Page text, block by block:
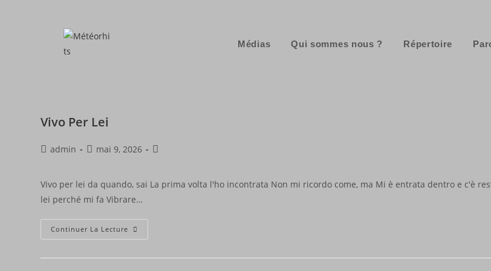
Médias Qui sommes nous ? Répertoire
Vivo Per Lei
admin mai 9, 2026
Vivo per lei da quando, sai La prima volta l'ho incontrata Non mi ricordo come, ma Mi è entrata dentro e c'è
lei perché mi fa Vibrare…
Continuer La Lecture